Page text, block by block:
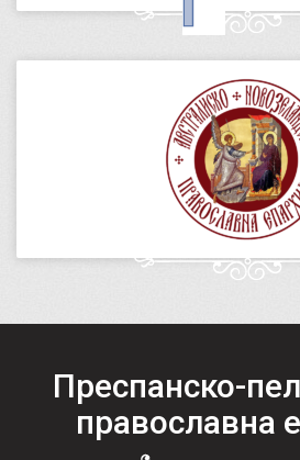
Преспанско-
православна